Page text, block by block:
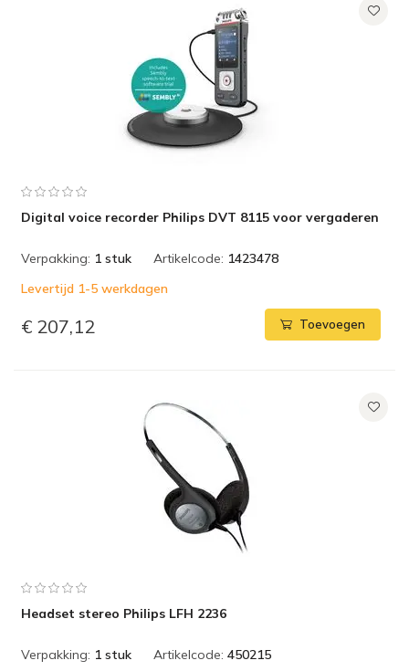
Digital voice recorder Philips DVT 8115 voor vergaderen
Verpakking: 1 stuk Artikelcode: 1423478
Levertijd 1-5 werkdagen
€ 207,12 Toevoegen
Headset stereo Philips LFH 2236
Verpakking: 1 stuk Artikelcode: 450215